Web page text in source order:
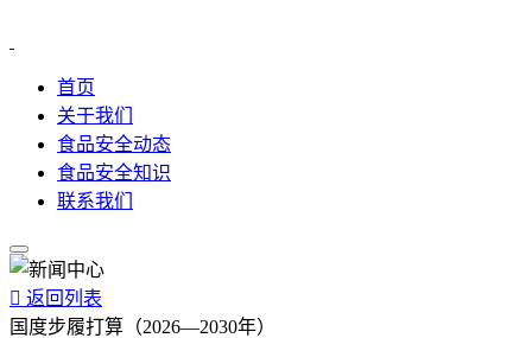
首页
关于我们
食品安全动态
食品安全知识
联系我们
 返回列表
国度步履打算（2026—2030年）